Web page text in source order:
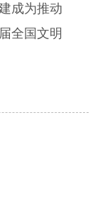
成为推动
全国文明